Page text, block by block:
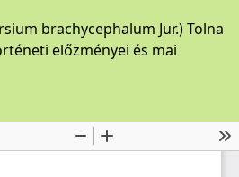
brachycephalum Jur.) Tolna
előzményei és mai